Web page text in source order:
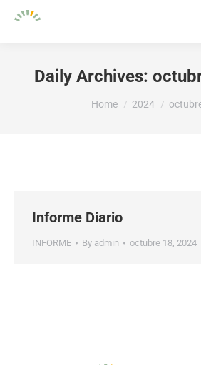
Daily Archives:
You are here:
Home 2024
Informe Diario
INFORME By admin octubre 18, 2024